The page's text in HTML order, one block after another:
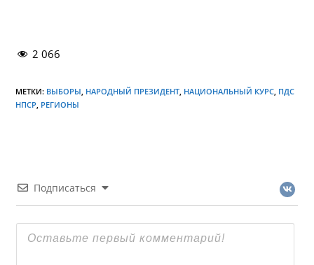
2 066
МЕТКИ: ВЫБОРЫ НАРОДНЫЙ ПРЕЗИДЕНТ НАЦИОНАЛЬНЫЙ КУРС ПДС
НПСР РЕГИОНЫ
Подписаться